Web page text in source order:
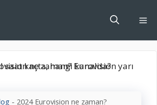
- 2024 Eurovision ne zaman?